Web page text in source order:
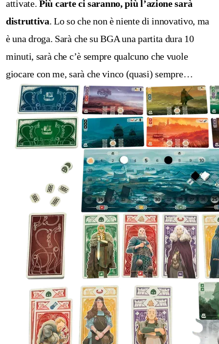
attivate. Più carte ci saranno, più l’azione sarà
distruttiva. Lo so che non è niente di innovativo, ma
è una droga. Sarà che su BGA una partita dura 10
minuti, sarà che c’è sempre qualcuno che vuole
giocare con me, sarà che vinco (quasi) sempre…